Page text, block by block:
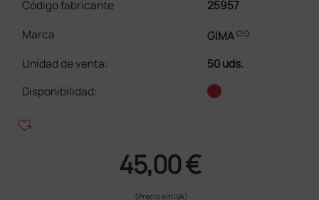
Código fabricante
25957
Marca
GIMAlink
Unidad de venta:
50 uds.
Disponibilidad:
heart_plus
45,00 €
(Precio sin IVA)